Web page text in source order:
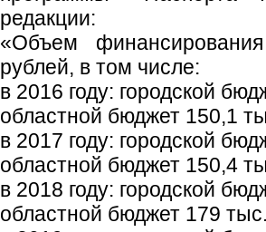
редакции:
«Объем
рублей, в том числе:
в 2016 году: городской
областной бюджет 150,1
в 2017 году: городской
областной бюджет 150,4
в 2018 году: городской
областной бюджет 179